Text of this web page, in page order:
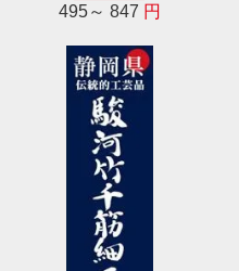
495～ 847 円